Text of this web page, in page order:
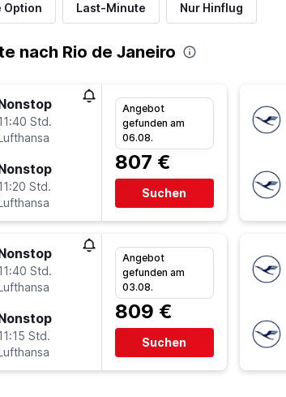
Option Last-Minute Nur Hinflug
nach Rio de Janeiro
Std.
Std.
Angebot
gefunden am
06.08.
807 €
Suchen
Std.
Std.
Angebot
gefunden am
03.08.
809 €
Suchen